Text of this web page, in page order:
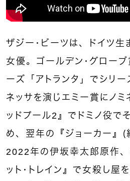
ザジー・ビーツは、ドイツ生
女優。ゴールデン・グロー
ーズ「アトランタ」でシリ
ネッサを演じエミー賞にノ
ッドプール2』でドミノ役で
め、翌年の『ジョーカー』（
2022年の伊坂幸太郎原作、
ット・トレイン』で女殺し屋